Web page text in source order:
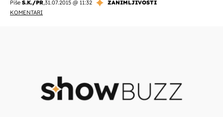
Piše S.K./PR,31.07.2015 @ 11:32
ZANIMLJIVOSTI
KOMENTARI